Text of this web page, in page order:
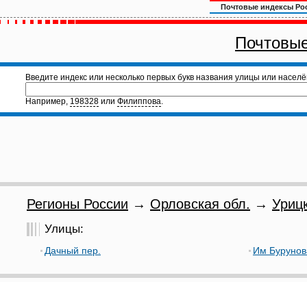
Почтовые индексы
Введите индекс или несколько первых букв названия улицы или
Например, 198328 или Филиппова.
Регионы России → Орловская обл. →
Улицы:
Дачный пер. Им